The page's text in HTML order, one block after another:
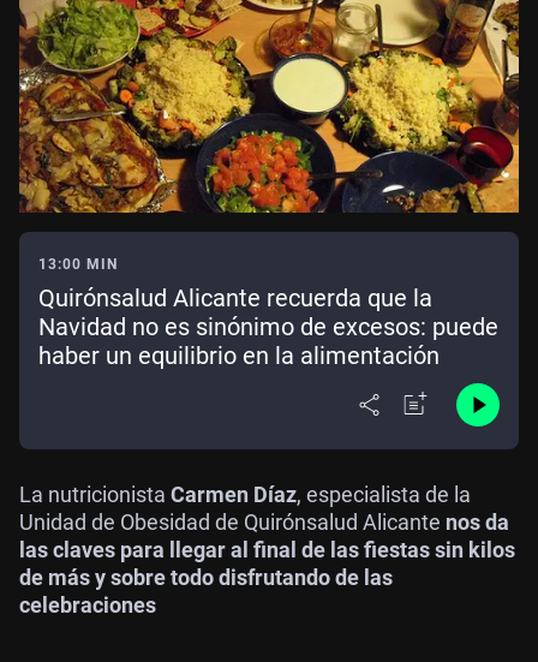
13:00 MIN
Quirónsalud Alicante recuerda que la
Navidad no es sinónimo de excesos: puede
haber un equilibrio en la alimentación
La nutricionista Carmen Díaz, especialista de la
Unidad de Obesidad de Quirónsalud Alicante nos da
las claves para llegar al final de las fiestas sin kilos
de más y sobre todo disfrutando de las
celebraciones